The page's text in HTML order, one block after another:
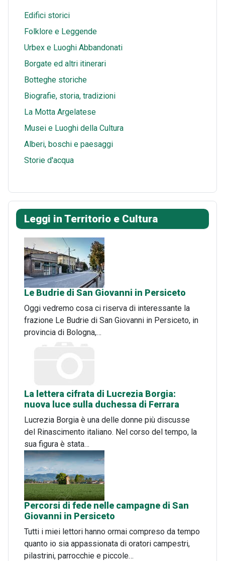
t
p
p
e
Edifici storici
Folklore e Leggende
Urbex e Luoghi Abbandonati
Borgate ed altri itinerari
Botteghe storiche
Biografie, storia, tradizioni
La Motta Argelatese
Musei e Luoghi della Cultura
Alberi, boschi e paesaggi
Storie d'acqua
Leggi in Territorio e Cultura
Le Budrie di San Giovanni in Persiceto
Oggi vedremo cosa ci riserva di interessante la
frazione Le Budrie di San Giovanni in Persiceto, in
provincia di Bologna,…
La lettera cifrata di Lucrezia Borgia:
nuova luce sulla duchessa di Ferrara
Lucrezia Borgia è una delle donne più discusse
del Rinascimento italiano. Nel corso del tempo, la
sua figura è stata…
Percorsi di fede nelle campagne di San
Giovanni in Persiceto
Tutti i miei lettori hanno ormai compreso da tempo
quanto io sia appassionata di oratori campestri,
pilastrini, parrocchie e piccole…